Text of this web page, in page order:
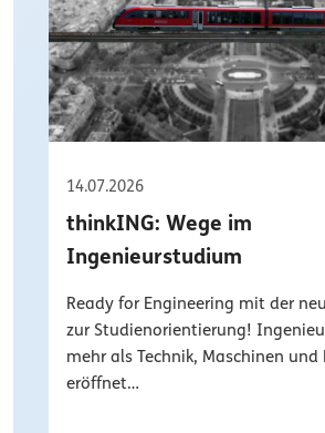
14.07.2026
thinkING: Wege im
Ingenieurstudium
Ready for Engineering mit der
zur Studienorientierung!
mehr als Technik, Maschinen und
eröffnet…